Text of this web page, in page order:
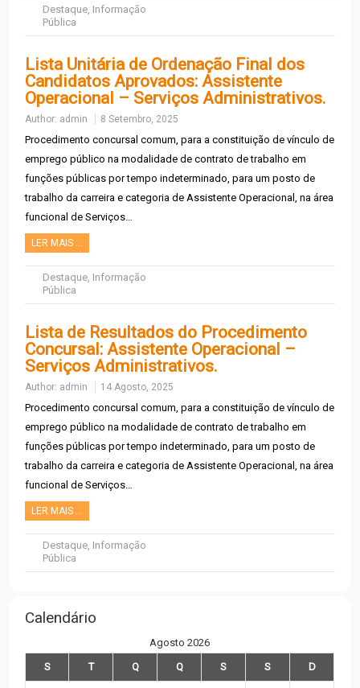
Destaque, Informação
Pública
Lista Unitária de Ordenação Final dos
Candidatos Aprovados: Assistente
Operacional – Serviços Administrativos.
Author: admin 8 Setembro, 2025
Procedimento concursal comum, para a constituição de vínculo de
emprego público na modalidade de contrato de trabalho em
funções públicas por tempo indeterminado, para um posto de
trabalho da carreira e categoria de Assistente Operacional, na área
funcional de Serviços…
LER MAIS …
Destaque, Informação
Pública
Lista de Resultados do Procedimento
Concursal: Assistente Operacional –
Serviços Administrativos.
Author: admin 14 Agosto, 2025
Procedimento concursal comum, para a constituição de vínculo de
emprego público na modalidade de contrato de trabalho em
funções públicas por tempo indeterminado, para um posto de
trabalho da carreira e categoria de Assistente Operacional, na área
funcional de Serviços…
LER MAIS …
Destaque, Informação
Pública
Calendário
Agosto 2026
S
T Q Q S S D